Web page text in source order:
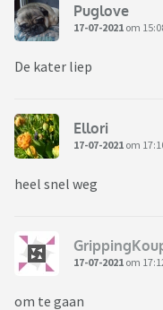
Puglove
17-07-2021 om
De kater liep
Ellori
17-07-2021 om
heel snel weg
17-07-2021 om
om te gaan